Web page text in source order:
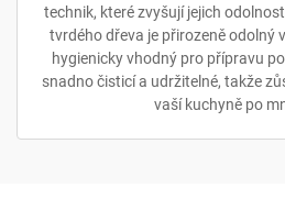
technik, které zvyšují jejich
tvrdého dřeva je přirozeně odolný
hygienicky vhodný pro přípravu
snadno čisticí a udržitelné, takže
vaší kuchyně po